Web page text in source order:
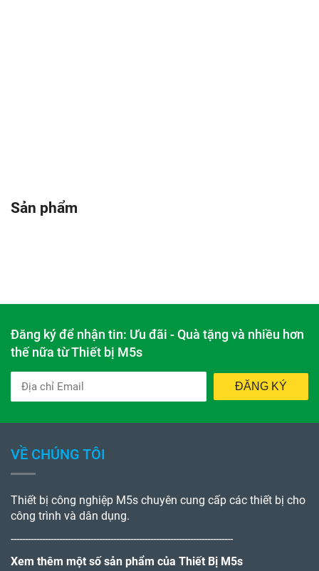
Sản phẩm
Đăng ký để nhận tin: Ưu đãi - Quà tặng và nhiều hơn
thế nữa từ Thiết bị M5s
ĐĂNG KÝ
VỀ CHÚNG TÔI
Thiết bị công nghiệp M5s chuyên cung cấp các thiết bị cho
công trình và dân dụng.
------------------------------------------------------------------------------
Xem thêm một số sản phẩm của Thiết Bị M5s